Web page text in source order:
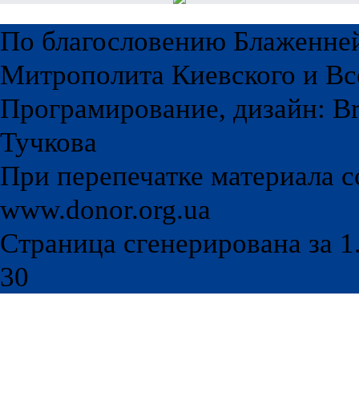
По благословению
Митрополита Киевского и
Програмирование, дизайн:
Тучкова
При перепечатке материала
www.donor.org.ua
Страница сгенерирована за
30